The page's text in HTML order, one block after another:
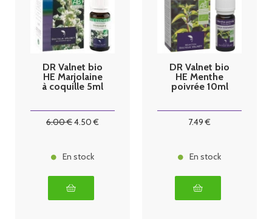
DR Valnet bio
HE Marjolaine
à coquille 5ml
6.00€4.50 €
En stock
DR Valnet bio
HE Menthe
poivrée 10ml
7.49 €
En stock